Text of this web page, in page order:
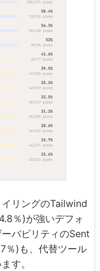
リングのTailwind
％)が強いデフォ
バビリティのSent
％)も、代替ツール
す。